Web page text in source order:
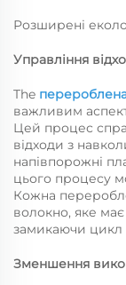
Розширені
Управління
The
важливим
Цей процес
відходи з
напівпорожні
цього процесу
Кожна
волокно, яке
замикаючи цикл
Зменшення